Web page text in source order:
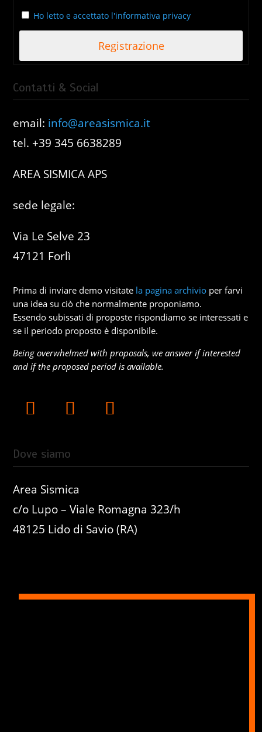
Ho letto e accettato l'informativa privacy
Contatti & Social
email: info@areasismica.it
tel. +39 345 6638289
AREA SISMICA APS
sede legale:
Via Le Selve 23
47121 Forlì
Prima di inviare demo visitate la pagina archivio per farvi
una idea su ciò che normalmente proponiamo.
Essendo subissati di proposte rispondiamo se interessati e
se il periodo proposto è disponibile.
Being overwhelmed with proposals, we answer if interested
and if the proposed period is available.
Dove siamo
Area Sismica
c/o Lupo – Viale Romagna 323/h
48125 Lido di Savio (RA)